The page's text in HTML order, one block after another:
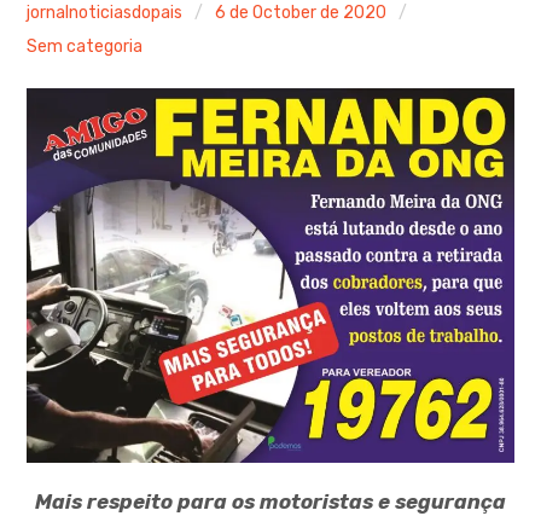
jornalnoticiasdopais
6 de October de 2020
Sem categoria
Mais respeito para os motoristas e segurança